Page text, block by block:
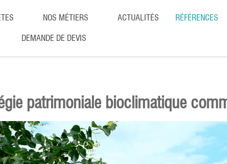
NOS MÉTIERS ACTUALITÉS RÉFÉRENCES
DEMANDE DE DEVIS
patrimoniale bioclimatique